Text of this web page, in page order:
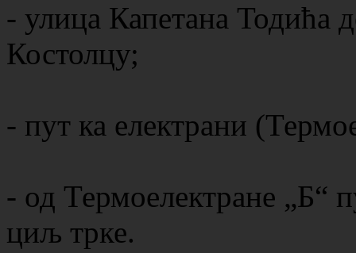
- улица Капетана Тодића
Костолцу;
- пут ка електрани
- од Термоелектране „Б“
циљ трке.